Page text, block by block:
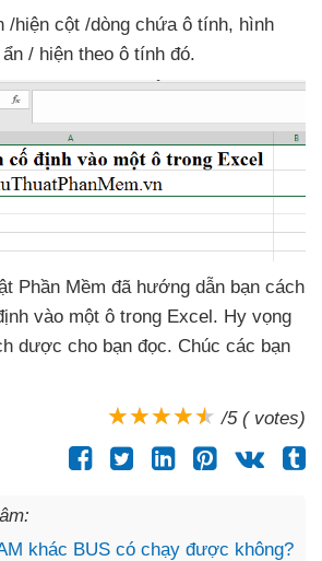
/hiện cột /dòng chứa ô tính, hình
/ hiện theo ô tính đó.
Phần Mềm đã hướng dẫn bạn cách
vào một ô trong Excel. Hy vọng
dược cho bạn đọc. Chúc các bạn
/5 ( votes)
khác BUS có chạy được không?